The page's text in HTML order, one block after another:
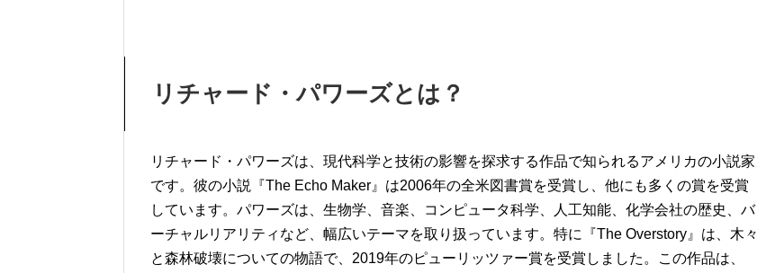
リチャード・パワーズとは？
リチャード・パワーズは、現代科学と技術の影響を探求する作品で知られるアメリカの小説家
です。彼の小説『The Echo Maker』は2006年の全米図書賞を受賞し、他にも多くの賞を受賞
しています。パワーズは、生物学、音楽、コンピュータ科学、人工知能、化学会社の歴史、バ
ーチャルリアリティなど、幅広いテーマを取り扱っています。特に『The Overstory』は、木々
と森林破壊についての物語で、2019年のピューリッツァー賞を受賞しました。この作品は、